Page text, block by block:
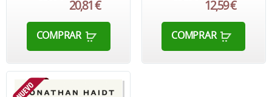
20,81 €
COMPRAR
12,59 €
COMPRAR